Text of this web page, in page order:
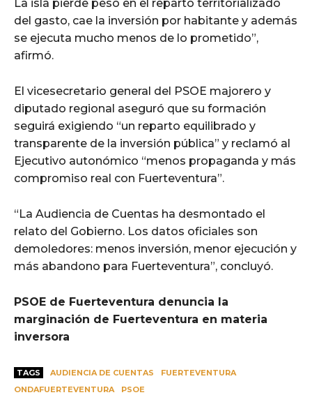
La isla pierde peso en el reparto territorializado
del gasto, cae la inversión por habitante y además
se ejecuta mucho menos de lo prometido”,
afirmó.
El vicesecretario general del PSOE majorero y
diputado regional aseguró que su formación
seguirá exigiendo “un reparto equilibrado y
transparente de la inversión pública” y reclamó al
Ejecutivo autonómico “menos propaganda y más
compromiso real con Fuerteventura”.
“La Audiencia de Cuentas ha desmontado el
relato del Gobierno. Los datos oficiales son
demoledores: menos inversión, menor ejecución y
más abandono para Fuerteventura”, concluyó.
PSOE de Fuerteventura denuncia la
marginación de Fuerteventura en materia
inversora
TAGS AUDIENCIA DE CUENTAS
FUERTEVENTURA
ONDAFUERTEVENTURA
PSOE